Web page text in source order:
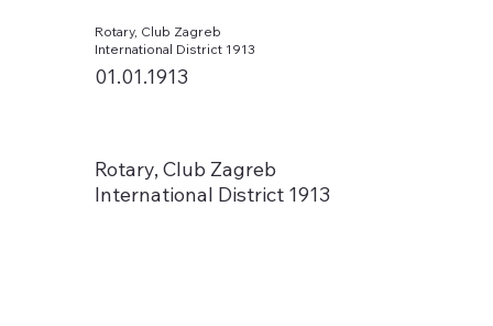
Rotary, Club Zagreb
International District 1913
01.01.1913
Rotary, Club Zagreb
International District 1913